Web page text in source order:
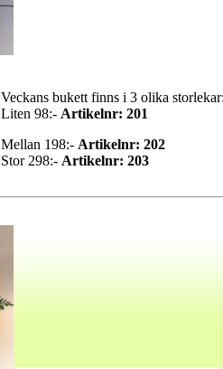
Veckans bukett finns i 3 olika
Liten 98:- Artikelnr: 201
Mellan 198:- Artikelnr: 202
Stor 298:- Artikelnr: 203